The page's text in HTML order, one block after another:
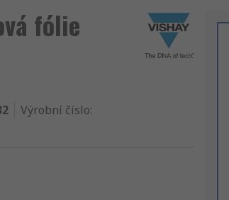
fólie
Výrobní číslo: